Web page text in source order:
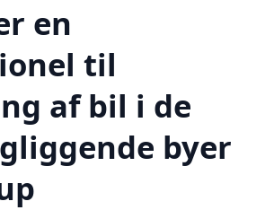
en
til
af bil i de
byer